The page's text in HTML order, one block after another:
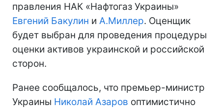
правления НАК «Нафтогаз Украины»
Евгений Бакулин и А.Миллер. Оценщик
будет выбран для проведения процедуры
оценки активов украинской и российской
сторон.
Ранее сообщалось, что премьер-министр
Украины Николай Азаров оптимистично